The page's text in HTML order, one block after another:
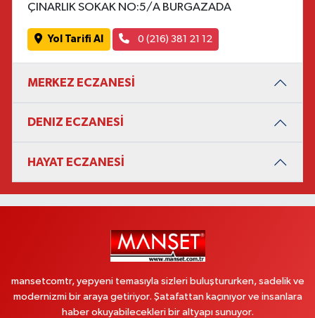
ÇINARLIK SOKAK NO:5/A BURGAZADA
Yol Tarifi Al 0 (216) 381 21 12
MERKEZ ECZANESİ
DENIZ ECZANESİ
HAYAT ECZANESİ
mansetcomtr, yepyeni temasıyla sizleri buluştururken, sadelik ve
modernizmi bir araya getiriyor. Şatafattan kaçınıyor ve insanlara
haber okuyabilecekleri bir altyapı sunuyor.